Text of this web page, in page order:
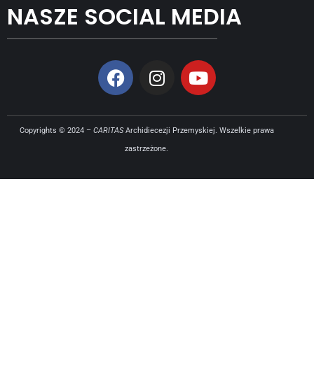
NASZE SOCIAL MEDIA
Copyrights © 2024 – CARITASArchidiecezji Przemyskiej. Wszelkie prawa
zastrzeżone.